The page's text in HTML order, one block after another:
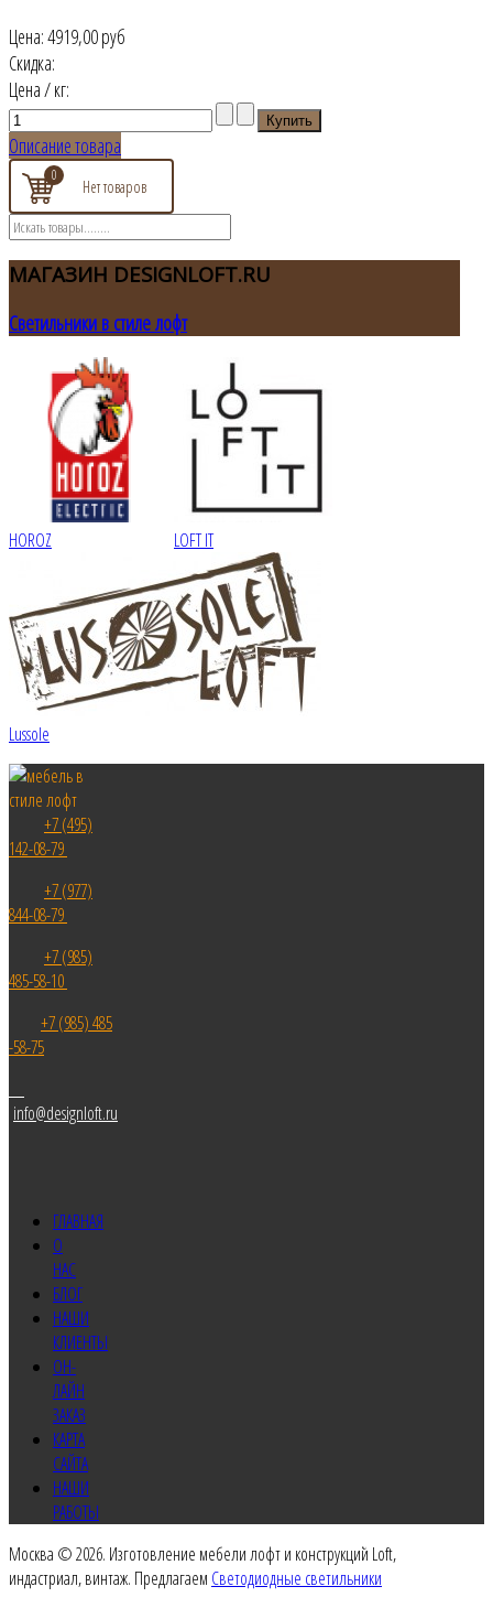
Цена:4919,00 руб
Скидка:
Цена / кг:
Описание товара
0
МАГАЗИН DESIGNLOFT.RU
Светильники в стиле лофт
HOROZ LOFT IT
Lussole
+7 (495)
142-08-79
+7 (977)
844-08-79
+7 (985)
485-58-10
+7 (985) 485
-58-75
info@designloft.ru
ГЛАВНАЯ
О
НАС
БЛОГ
НАШИ
КЛИЕНТЫ
ОН-
ЛАЙН
ЗАКАЗ
КАРТА
САЙТА
НАШИ
РАБОТЫ
Москва © 2026. Изготовление мебели лофт и конструкций Loft,
индастриал, винтаж. Предлагаем Светодиодные светильники